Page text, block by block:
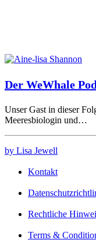
Der WeWhale
Unser Gast in dieser
Meeresbiologin und…
by Lisa Jewell
Kontakt
Rechtliche
Terms &